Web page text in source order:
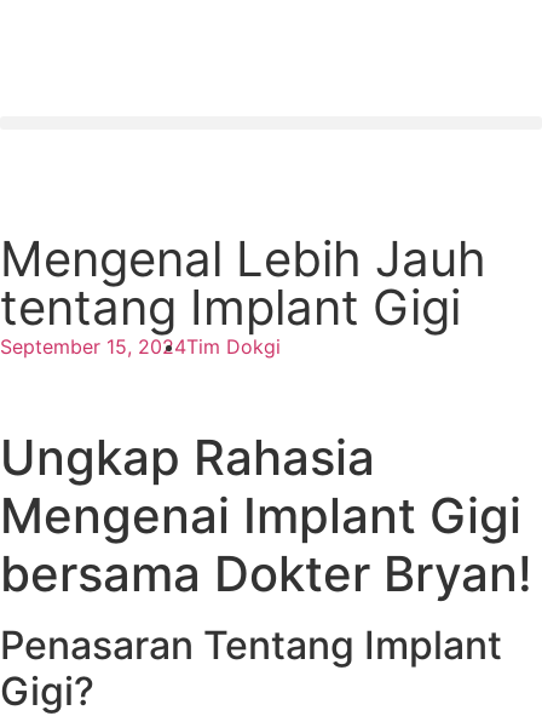
Mengenal Lebih Jauh
tentang Implant Gigi
September 15, 2024Tim Dokgi
Ungkap Rahasia
Mengenai Implant Gigi
bersama Dokter Bryan!
Penasaran Tentang Implant
Gigi?